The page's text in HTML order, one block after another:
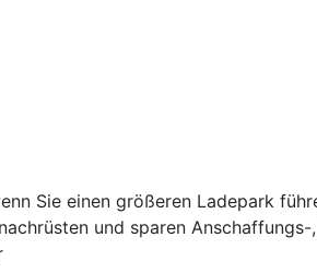
Sie einen größeren Ladepark
und sparen